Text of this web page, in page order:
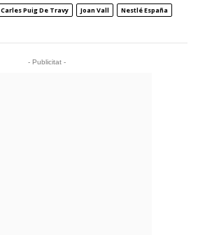
Carles Puig De Travy Joan Vall
Nestlé España
- Publicitat -